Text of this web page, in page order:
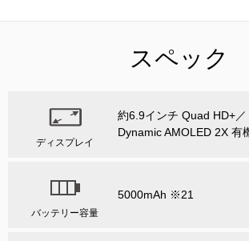
スペック
ディスプレイ
約6.9インチ Quad HD+／
Dynamic AMOLED 2X 有
バッテリー容量
5000mAh ※21